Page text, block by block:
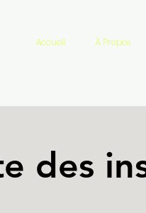
Accueil À Propos
des